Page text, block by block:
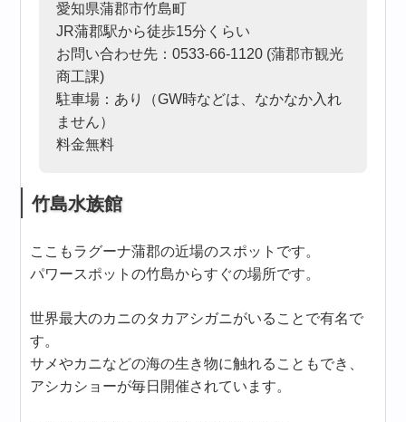
愛知県蒲郡市竹島町
JR蒲郡駅から徒歩15分くらい
お問い合わせ先：0533-66-1120 (蒲郡市観光
商工課)
駐車場：あり（GW時などは、なかなか入れ
ません）
料金無料
竹島水族館
ここもラグーナ蒲郡の近場のスポットです。
パワースポットの竹島からすぐの場所です。
世界最大のカニのタカアシガニがいることで有名で
す。
サメやカニなどの海の生き物に触れることもでき、
アシカショーが毎日開催されています。